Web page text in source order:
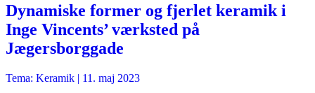
Dynamiske former og fjerlet keramik i
Inge Vincents’ værksted på
Jægersborggade
Tema: Keramik | 11. maj 2023